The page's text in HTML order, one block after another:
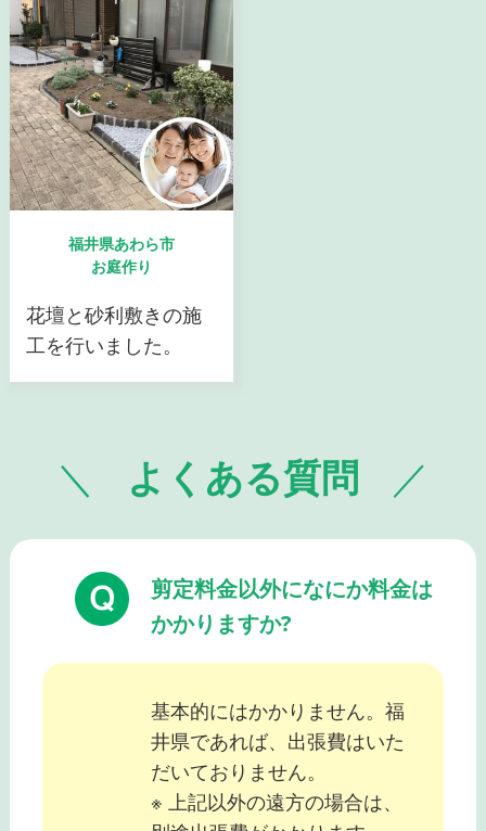
福井県あわら市
お庭作り
花壇と砂利敷きの施
工を行いました。
よくある質問
剪定料金以外になにか料金は
かかりますか?
基本的にはかかりません。福
井県であれば、出張費はいた
だいておりません。
※ 上記以外の遠方の場合は、